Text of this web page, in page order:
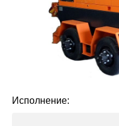
Исполнение: